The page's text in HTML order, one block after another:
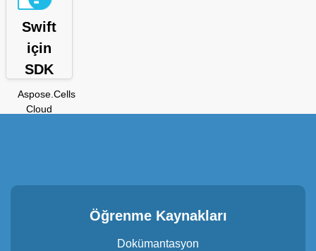
Swift
için
SDK
Aspose.Cells
Cloud
Öğrenme Kaynakları
Dokümantasyon